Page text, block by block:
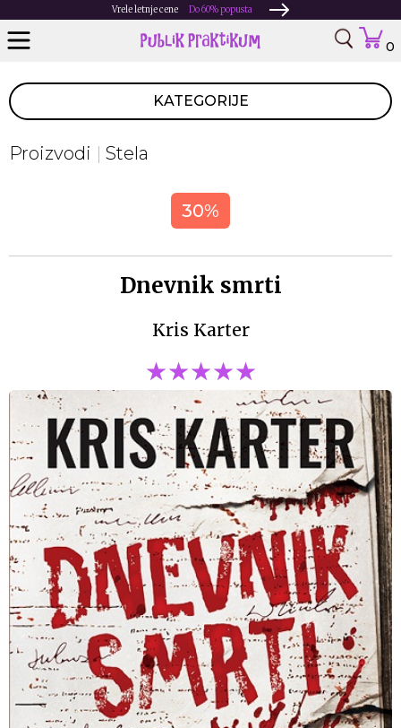
Vrele letnje cene Do 60% popusta
0
KATEGORIJE
Proizvodi Stela
30%
Dnevnik smrti
Kris Karter
★★★★★
★★★★★
★★★★★